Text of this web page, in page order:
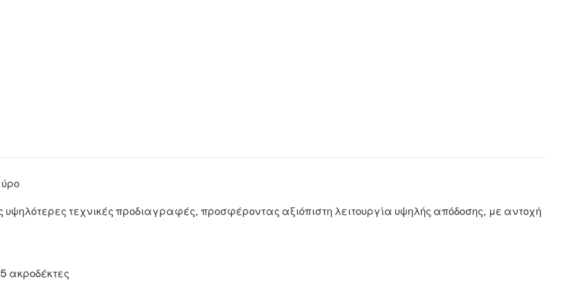
τεχνικές προδιαγραφές, προσφέροντας αξιόπιστη λειτουργία υψηλής απόδοσης, με αντοχή
ακροδέκτες